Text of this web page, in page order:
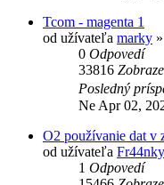
Tcom - magenta 1
od užívateľa marky »
0 Odpovedí
33816
Posledný
Ne Apr 02,
O2 používanie dat v
od užívateľa Fr44nky
1 Odpovedí